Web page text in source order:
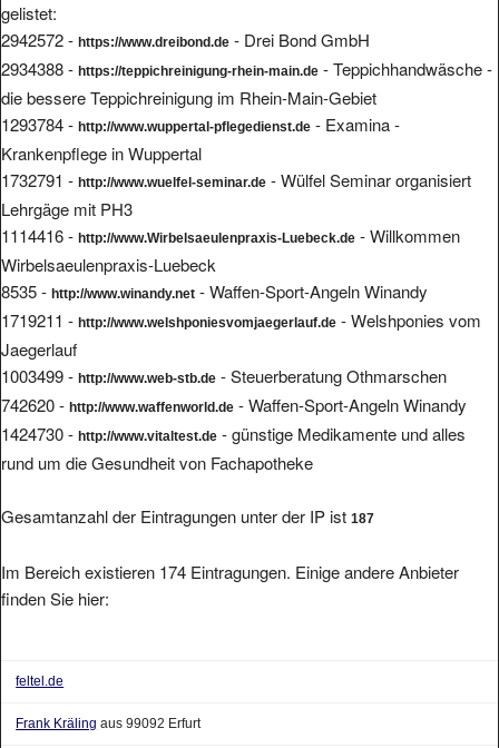
gelistet:
2942572 - https://www.dreibond.de - Drei Bond GmbH
2934388 - https://teppichreinigung-rhein-main.de - Teppichhandwäsche -
die bessere Teppichreinigung im Rhein-Main-Gebiet
1293784 - http://www.wuppertal-pflegedienst.de - Examina -
Krankenpflege in Wuppertal
1732791 - http://www.wuelfel-seminar.de - Wülfel Seminar organisiert
Lehrgäge mit PH3
1114416 - http://www.Wirbelsaeulenpraxis-Luebeck.de - Willkommen
Wirbelsaeulenpraxis-Luebeck
8535 - http://www.winandy.net - Waffen-Sport-Angeln Winandy
1719211 - http://www.welshponiesvomjaegerlauf.de - Welshponies vom
Jaegerlauf
1003499 - http://www.web-stb.de - Steuerberatung Othmarschen
742620 - http://www.waffenworld.de - Waffen-Sport-Angeln Winandy
1424730 - http://www.vitaltest.de - günstige Medikamente und alles
rund um die Gesundheit von Fachapotheke
Gesamtanzahl der Eintragungen unter der IP ist 187
Im Bereich existieren 174 Eintragungen. Einige andere Anbieter
finden Sie hier:
feltel.de
Frank Kräling aus 99092 Erfurt